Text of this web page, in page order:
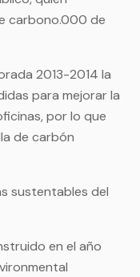
carbono.000 de
2013-2014 la
para mejorar la
por lo que
de carbón
sustentables del
en el año